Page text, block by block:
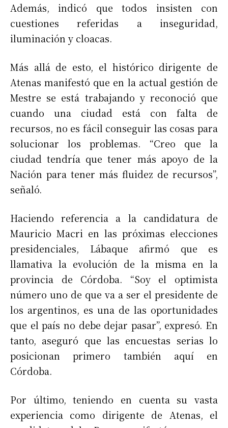
Además, indicó que todos insisten con
cuestiones referidas a inseguridad,
iluminación y cloacas.
Más allá de esto, el histórico dirigente de
Atenas manifestó que en la actual gestión de
Mestre se está trabajando y reconoció que
cuando una ciudad está con falta de
recursos, no es fácil conseguir las cosas para
solucionar los problemas. “Creo que la
ciudad tendría que tener más apoyo de la
Nación para tener más fluidez de recursos”,
señaló.
Haciendo referencia a la candidatura de
Mauricio Macri en las próximas elecciones
presidenciales, Lábaque afirmó que es
llamativa la evolución de la misma en la
provincia de Córdoba. “Soy el optimista
número uno de que va a ser el presidente de
los argentinos, es una de las oportunidades
que el país no debe dejar pasar”, expresó. En
tanto, aseguró que las encuestas serias lo
posicionan primero también aquí en
Córdoba.
Por último, teniendo en cuenta su vasta
experiencia como dirigente de Atenas, el